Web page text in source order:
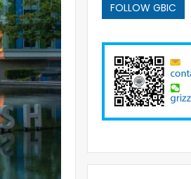
FOLLOW GBIC